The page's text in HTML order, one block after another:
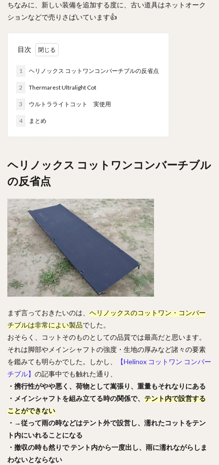
ちなみに、新しい装備を追加する度に、古い道具はネットオーク
ションなどで売りさばいています👍
目次
1 ヘリノックス コットワンコンバーチブルの反省点
2 Thermarest Ultralight Cot
3 ウルトラライトコット 実使用
4 まとめ
ヘリノックス コットワンコンバーチブル
の反省点
まず言っておきたいのは、 ヘリノックスのコットワン・コンバー
チブルは非常によい製品でした。
おそらく、コットそのものとしての品質では最高だと思います。
それは脚部やメインシャフトの強度・生地の厚みなど諸々の要素
を鑑みても明らかでした。しかし、
【Helinox コットワン コンバー
チブル】 の記事中でも触れた通り、
・携行性がやや悪く、荷物として嵩張り、重量もそれなりにある
・メインシャフトを組み立てる時の関係で、 テント内で設営する
ことができない
・→従って雨の時などはテント外で設営し、濡れたコットをテン
ト内にいれることになる
・撤収の時も然りで テント内から一度出し、雨に濡れながらしま
わないとならない